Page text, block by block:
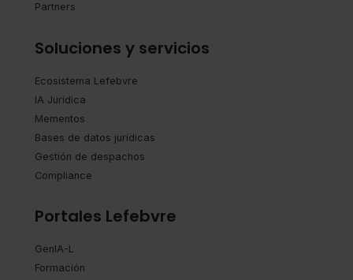
Partners
Soluciones y servicios
Ecosistema Lefebvre
IA Jurídica
Mementos
Bases de datos jurídicas
Gestión de despachos
Compliance
Portales Lefebvre
GenIA-L
Formación